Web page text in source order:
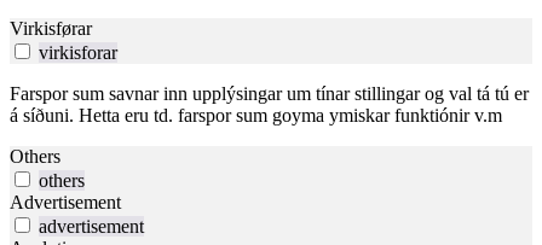
Virkisførar
virkisforar
Farspor sum savnar inn upplýsingar um tínar stillingar og val tá tú er
á síðuni. Hetta eru td. farspor sum goyma ymiskar funktiónir v.m
Others
others
Advertisement
advertisement